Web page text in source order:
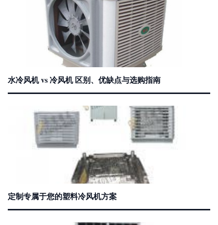
水冷风机 vs 冷风机 区别、优缺点与选购指南
定制专属于您的塑料冷风机方案